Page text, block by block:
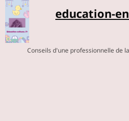
education-
Conseils d'une professionnelle de